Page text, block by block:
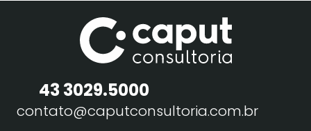
43 3029.5000
contato@caputconsultoria.com.br